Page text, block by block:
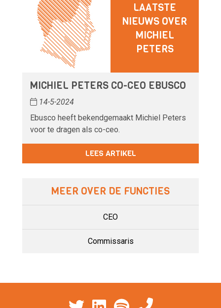
LAATSTE
NIEUWS OVER
MICHIEL
PETERS
MICHIEL PETERS CO-CEO EBUSCO
14-5-2024
Ebusco heeft bekendgemaakt Michiel Peters
voor te dragen als co-ceo.
LEES ARTIKEL
MEER OVER DE FUNCTIES
CEO
Commissaris